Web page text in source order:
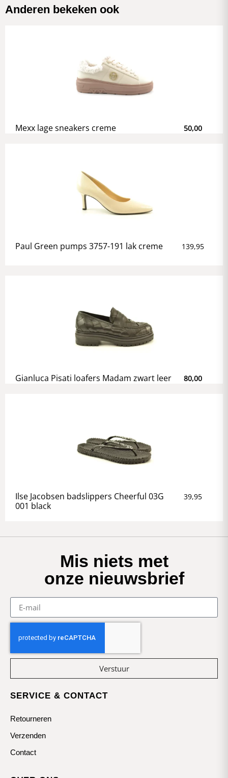
Anderen bekeken ook
Mexx lage sneakers creme 50,00
Paul Green pumps 3757-191 lak creme 139,95
Gianluca Pisati loafers Madam zwart leer 80,00
Ilse Jacobsen badslippers Cheerful 03G
001 black
39,95
Mis niets met
onze nieuwsbrief
Verstuur
SERVICE & CONTACT
Retourneren
Verzenden
Contact